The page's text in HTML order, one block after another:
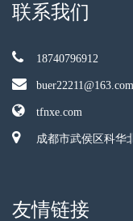
联系我们
18740796912
buer22211@163.com
tfnxe.com
成都市武侯区科华
友情链接